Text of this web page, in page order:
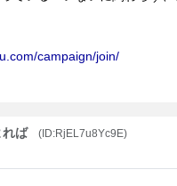
れば
(ID:RjEL7u8Yc9E)